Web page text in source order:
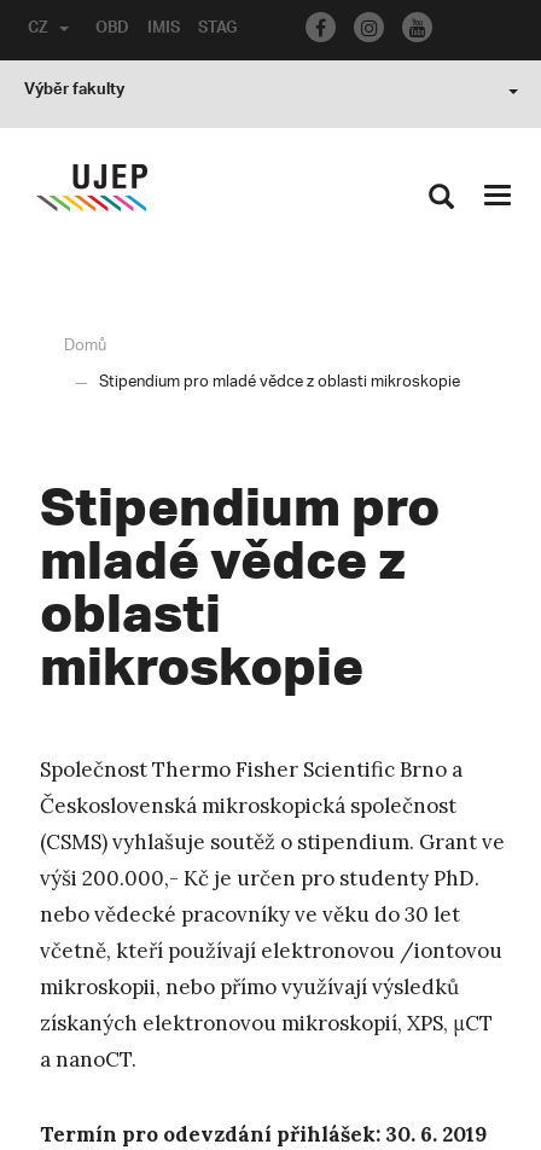
OBD IMIS STAG
CZ
Výběr fakulty
Domů
Stipendium pro mladé vědce z oblasti mikroskopie
Stipendium pro
mladé vědce z
oblasti
mikroskopie
Společnost Thermo Fisher Scientific Brno a
Československá mikroskopická společnost
(CSMS) vyhlašuje soutěž o stipendium. Grant ve
výši 200.000,- Kč je určen pro studenty PhD.
nebo vědecké pracovníky ve věku do 30 let
včetně, kteří používají elektronovou /iontovou
mikroskopii, nebo přímo využívají výsledků
získaných elektronovou mikroskopií, XPS, μCT
a nanoCT.
Termín pro odevzdání přihlášek: 30. 6. 2019